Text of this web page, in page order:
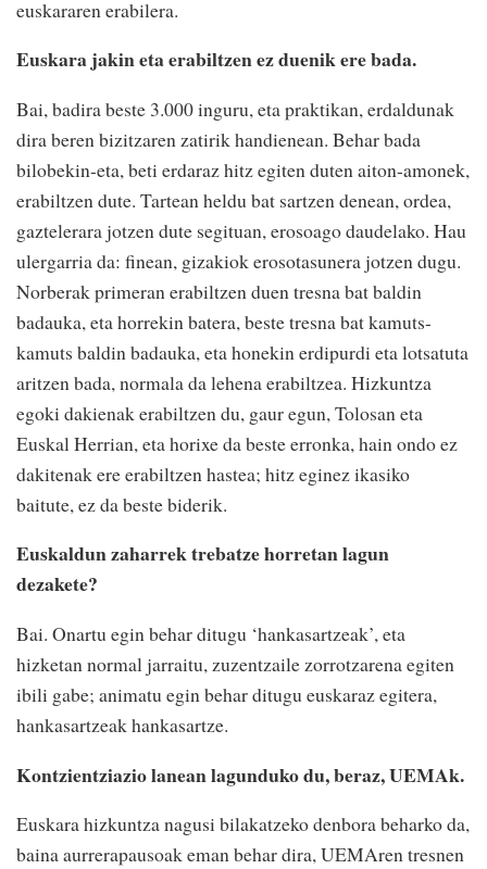
euskararen erabilera.
Euskara jakin eta erabiltzen ez duenik ere bada.
Bai, badira beste 3.000 inguru, eta praktikan, erdaldunak
dira beren bizitzaren zatirik handienean. Behar bada
bilobekin-eta, beti erdaraz hitz egiten duten aiton-amonek,
erabiltzen dute. Tartean heldu bat sartzen denean, ordea,
gaztelerara jotzen dute segituan, erosoago daudelako. Hau
ulergarria da: finean, gizakiok erosotasunera jotzen dugu.
Norberak primeran erabiltzen duen tresna bat baldin
badauka, eta horrekin batera, beste tresna bat kamuts-
kamuts baldin badauka, eta honekin erdipurdi eta lotsatuta
aritzen bada, normala da lehena erabiltzea. Hizkuntza
egoki dakienak erabiltzen du, gaur egun, Tolosan eta
Euskal Herrian, eta horixe da beste erronka, hain ondo ez
dakitenak ere erabiltzen hastea; hitz eginez ikasiko
baitute, ez da beste biderik.
Euskaldun zaharrek trebatze horretan lagun
dezakete?
Bai. Onartu egin behar ditugu ‘hankasartzeak’, eta
hizketan normal jarraitu, zuzentzaile zorrotzarena egiten
ibili gabe; animatu egin behar ditugu euskaraz egitera,
hankasartzeak hankasartze.
Kontzientziazio lanean lagunduko du, beraz, UEMAk.
Euskara hizkuntza nagusi bilakatzeko denbora beharko da,
baina aurrerapausoak eman behar dira, UEMAren tresnen